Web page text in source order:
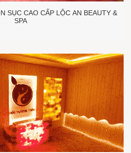
SỤC CAO CẤP LỘC AN BEAUTY &
SPA